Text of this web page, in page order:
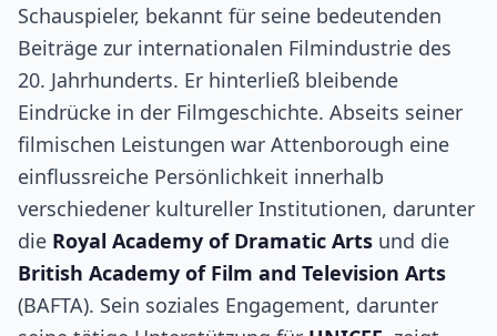
Schauspieler, bekannt für seine bedeutenden
Beiträge zur internationalen Filmindustrie des
20. Jahrhunderts. Er hinterließ bleibende
Eindrücke in der Filmgeschichte. Abseits seiner
filmischen Leistungen war Attenborough eine
einflussreiche Persönlichkeit innerhalb
verschiedener kultureller Institutionen, darunter
die Royal Academy of Dramatic Arts und die
British Academy of Film and Television Arts
(BAFTA). Sein soziales Engagement, darunter